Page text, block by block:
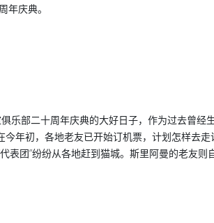
年庆典。
乐部二十周年庆典的大好日子，作为过去曾经
今年初，各地老友已开始订机票，计划怎样去
表团”纷纷从各地赶到猫城。斯里阿曼的老友